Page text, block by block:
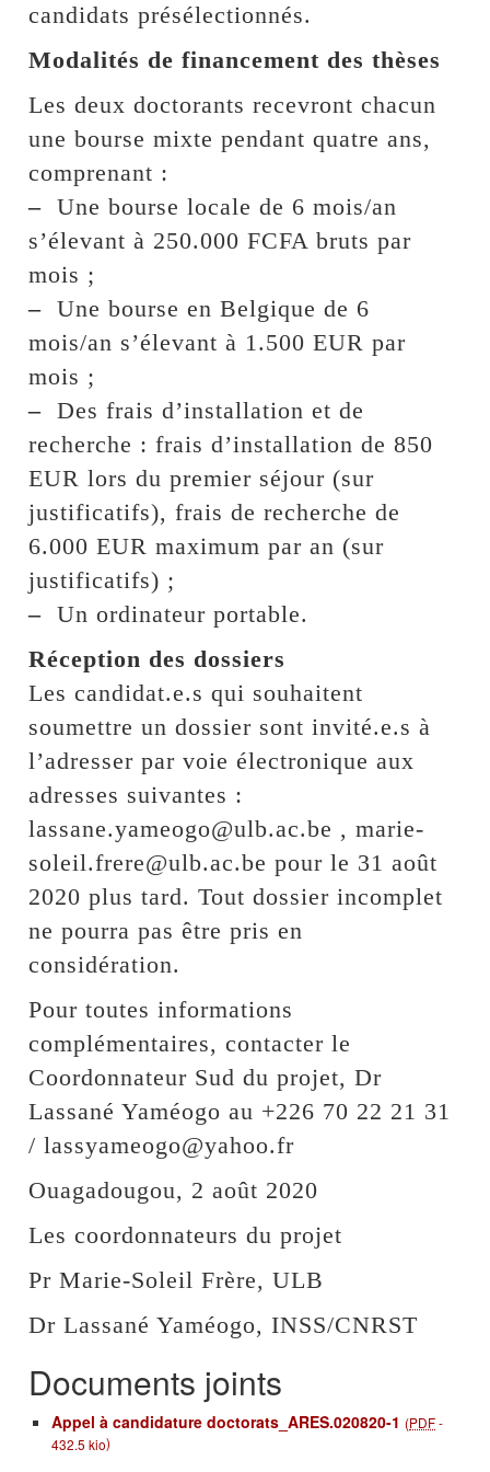
candidats présélectionnés.
Modalités de financement des thèses
Les deux doctorants recevront chacun
une bourse mixte pendant quatre ans,
comprenant :
– Une bourse locale de 6 mois/an
s’élevant à 250.000 FCFA bruts par
mois ;
– Une bourse en Belgique de 6
mois/an s’élevant à 1.500 EUR par
mois ;
– Des frais d’installation et de
recherche : frais d’installation de 850
EUR lors du premier séjour (sur
justificatifs), frais de recherche de
6.000 EUR maximum par an (sur
justificatifs) ;
– Un ordinateur portable.
Réception des dossiers
Les candidat.e.s qui souhaitent
soumettre un dossier sont invité.e.s à
l’adresser par voie électronique aux
adresses suivantes :
lassane.yameogo@ulb.ac.be , marie-
soleil.frere@ulb.ac.be pour le 31 août
2020 plus tard. Tout dossier incomplet
ne pourra pas être pris en
considération.
Pour toutes informations
complémentaires, contacter le
Coordonnateur Sud du projet, Dr
Lassané Yaméogo au +226 70 22 21 31
/ lassyameogo@yahoo.fr
Ouagadougou, 2 août 2020
Les coordonnateurs du projet
Pr Marie-Soleil Frère, ULB
Dr Lassané Yaméogo, INSS/CNRST
Documents joints
Appel à candidature doctorats_ARES.020820-1 (PDF-
432.5 kio)